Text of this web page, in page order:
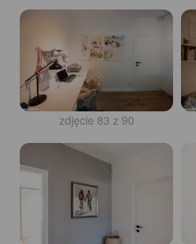
zdjęcie 83 z 90